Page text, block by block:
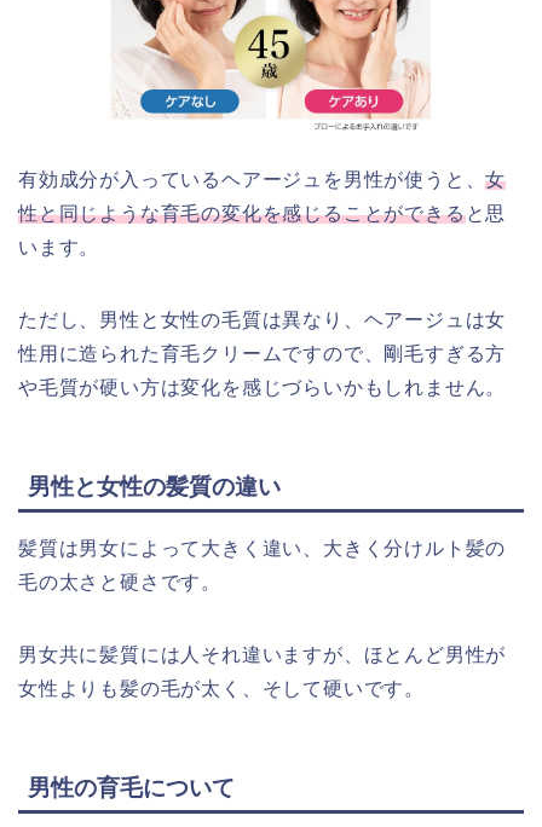
有効成分が入っているヘアージュを男性が使うと、女
性と同じような育毛の変化を感じることができると思
います。
ただし、男性と女性の毛質は異なり、ヘアージュは女
性用に造られた育毛クリームですので、剛毛すぎる方
や毛質が硬い方は変化を感じづらいかもしれません。
男性と女性の髪質の違い
髪質は男女によって大きく違い、大きく分けルト髪の
毛の太さと硬さです。
男女共に髪質には人それ違いますが、ほとんど男性が
女性よりも髪の毛が太く、そして硬いです。
男性の育毛について